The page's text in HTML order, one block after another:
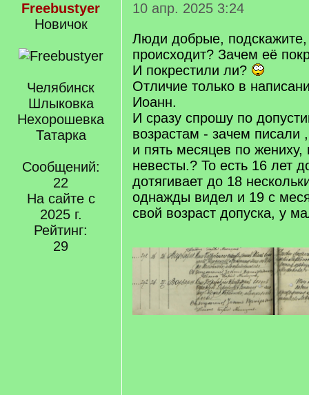
Freebustyer
Новичок
Челябинск
Шлыковка
Нехорошевка
Татарка
Сообщений:
22
На сайте с
2025 г.
Рейтинг:
29
10 апр. 2025 3:24
Люди добрые, подскажите,
происходит? Зачем её
И покрестили ли?
Отличие только в
Иоанн.
И сразу спрошу по
возрастам - зачем писали
и пять месяцев по жениху,
невесты.? То есть 16 лет
дотягивает до 18
однажды видел и 19 с
свой возраст допуска, у